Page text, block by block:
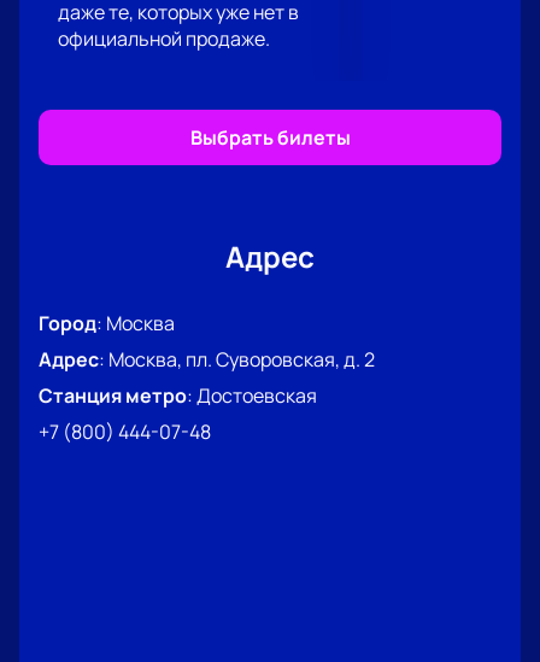
комфортными условиями для зрителей.
Не упустите возможность окунуться в мир юмора и
Купите билетына вторую игру 1/4 финала 23
апреля в театре Российской Армии прямо сейчас
на нашем сайте.
даже те, которых уже нет в
официальной продаже.
Выбрать билеты
Адрес
Город: Москва
Адрес: Москва, пл. Суворовская, д. 2
Станция метро:Достоевская
+7 (800) 444-07-48